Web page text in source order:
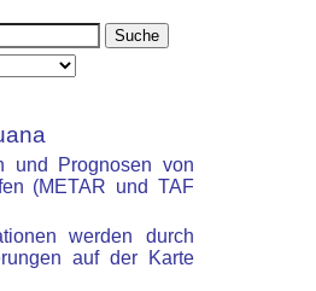
und Prognosen von
(METAR und TAF
werden durch
auf der Karte